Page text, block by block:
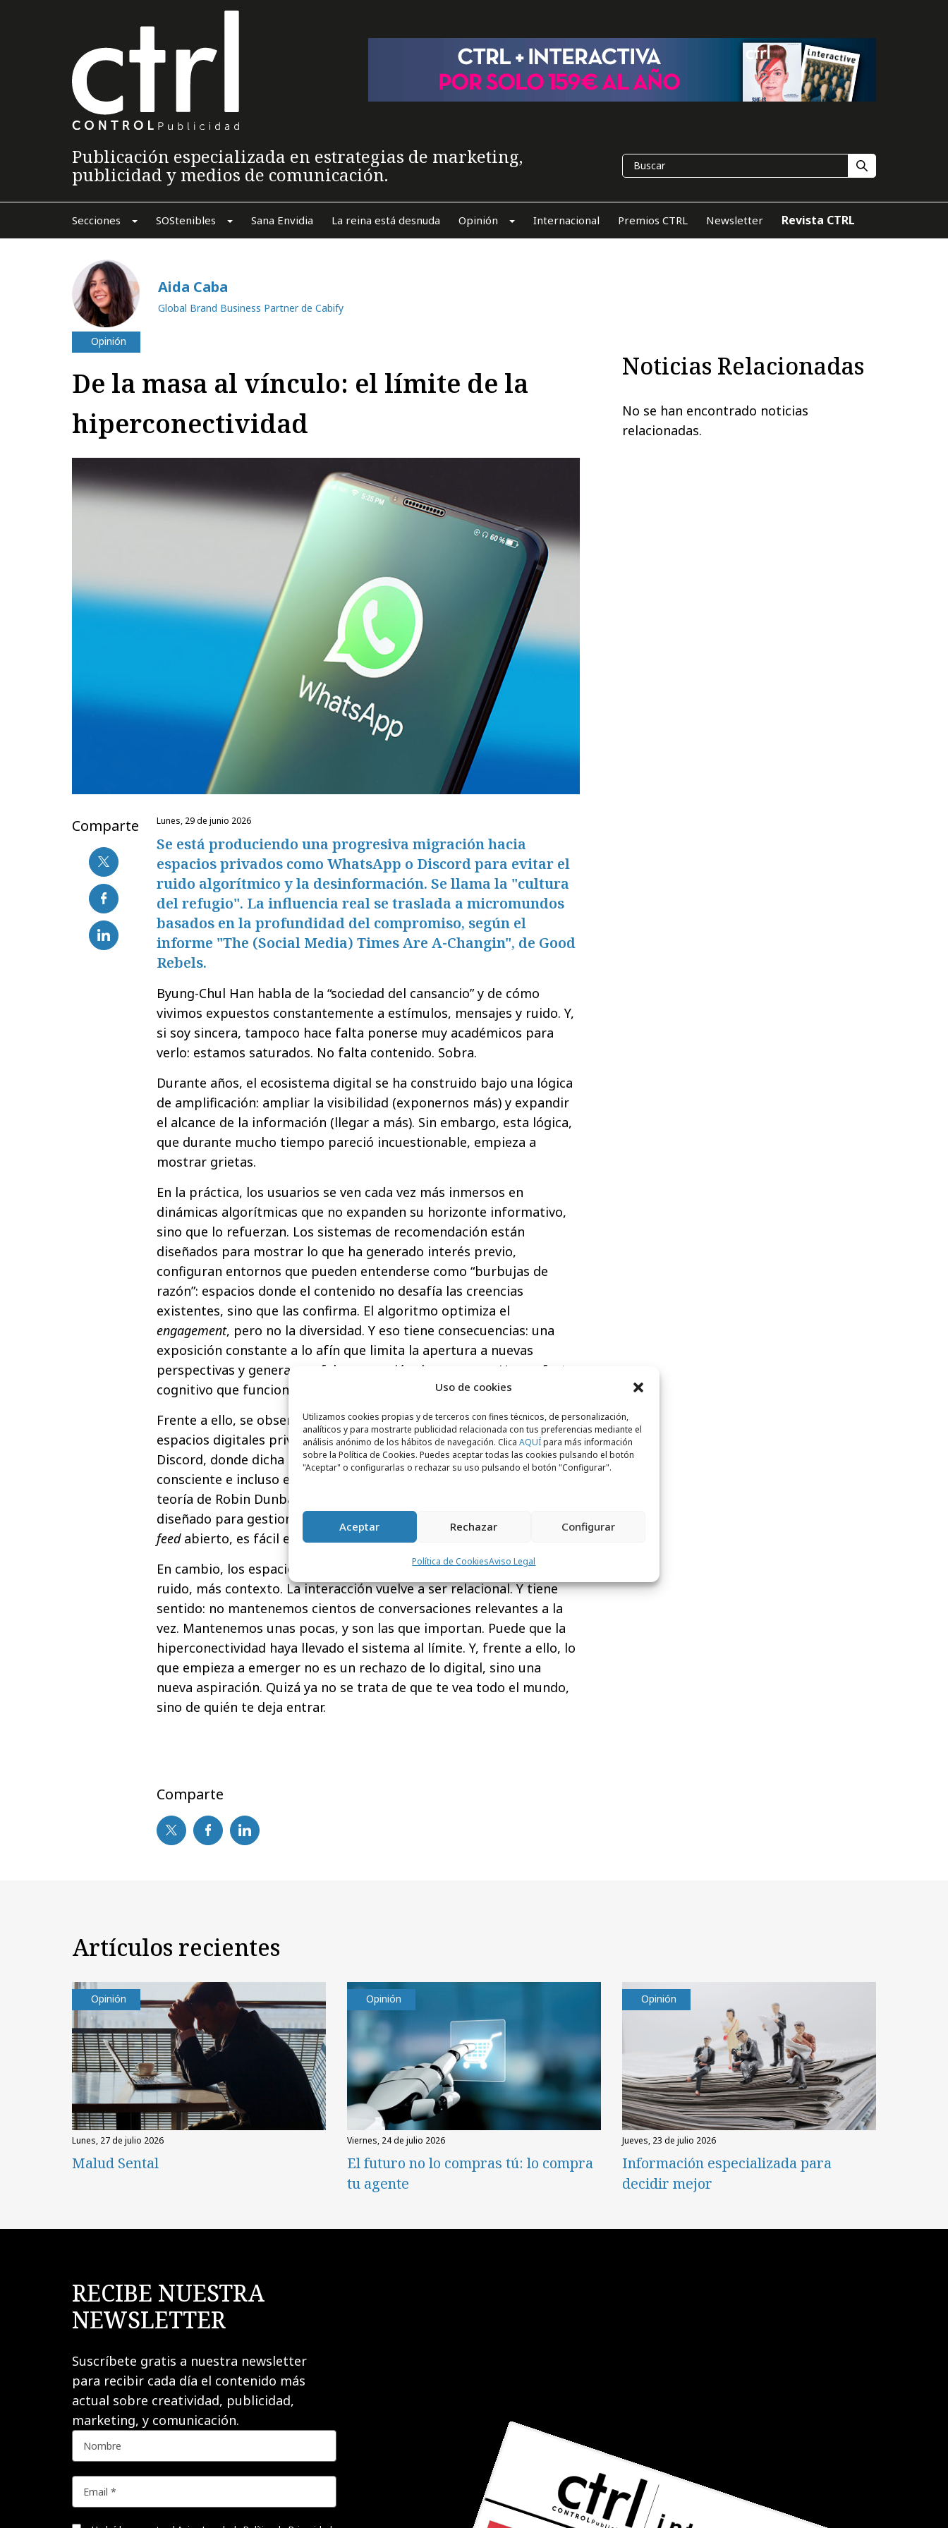
Uso de cookies
Utilizamos cookies propias y de terceros con fines técnicos, de personalización,
analíticos y para mostrarte publicidad relacionada con tus preferencias mediante el
análisis anónimo de los hábitos de navegación. Clica AQUÍpara más información
sobre la Política de Cookies. Puedes aceptar todas las cookies pulsando el botón
"Aceptar" o configurarlas o rechazar su uso pulsando el botón "Configurar".
Aceptar Rechazar Configurar
Política de CookiesAviso Legal
Publicación especializada en estrategias de marketing,
publicidad y medios de comunicación.
Secciones SOStenibles Sana Envidia La reina está desnuda Opinión Internacional Premios CTRL Newsletter Revista CTRL
Aida Caba
Global Brand Business Partner de Cabify
Opinión
De la masa al vínculo: el límite de la
hiperconectividad
Comparte lunes, 29 de junio 2026
Se está produciendo una progresiva migración hacia
espacios privados como WhatsApp o Discord para evitar el
ruido algorítmico y la desinformación. Se llama la "cultura
del refugio". La influencia real se traslada a micromundos
basados en la profundidad del compromiso, según el
informe "The (Social Media) Times Are A-Changin", de Good
Rebels.
Byung-Chul Han habla de la “sociedad del cansancio” y de cómo
vivimos expuestos constantemente a estímulos, mensajes y ruido. Y,
si soy sincera, tampoco hace falta ponerse muy académicos para
verlo: estamos saturados. No falta contenido. Sobra.
Durante años, el ecosistema digital se ha construido bajo una lógica
de amplificación: ampliar la visibilidad (exponernos más) y expandir
el alcance de la información (llegar a más). Sin embargo, esta lógica,
que durante mucho tiempo pareció incuestionable, empieza a
mostrar grietas.
En la práctica, los usuarios se ven cada vez más inmersos en
dinámicas algorítmicas que no expanden su horizonte informativo,
sino que lo refuerzan. Los sistemas de recomendación están
diseñados para mostrar lo que ha generado interés previo,
configuran entornos que pueden entenderse como “burbujas de
razón”: espacios donde el contenido no desafía las creencias
existentes, sino que las confirma. El algoritmo optimiza el
engagement, pero no la diversidad. Y eso tiene consecuencias: una
exposición constante a lo afín que limita la apertura a nuevas
perspectivas y genera una falsa sensación de consenso. Un confort
cognitivo que funciona, pero que no es del todo real.
Frente a ello, se observa un desplazamiento progresivo hacia
espacios digitales privados o semicerrados, como WhatsApp o
Discord, donde dicha burbuja no desaparece, pero se vuelve
consciente e incluso elegida. Esta “cultura del refugio” conecta con la
teoría de Robin Dunbar, que afirma que nuestro cerebro está
diseñado para gestionar unas 150 relaciones estables. Frente a un
feedabierto, es fácil entender la saturación.
En cambio, los espacios más íntimos operan en otra escala: menos
ruido, más contexto. La interacción vuelve a ser relacional. Y tiene
sentido: no mantenemos cientos de conversaciones relevantes a la
vez. Mantenemos unas pocas, y son las que importan. Puede que la
hiperconectividad haya llevado el sistema al límite. Y, frente a ello, lo
que empieza a emerger no es un rechazo de lo digital, sino una
nueva aspiración. Quizá ya no se trata de que te vea todo el mundo,
sino de quién te deja entrar.
Comparte
Noticias Relacionadas
No se han encontrado noticias
relacionadas.
Artículos recientes
Opinión
lunes, 27 de julio 2026
Malud Sental
Opinión
viernes, 24 de julio 2026
El futuro no lo compras tú: lo compra
tu agente
Opinión
jueves, 23 de julio 2026
Información especializada para
decidir mejor
RECIBE NUESTRA
NEWSLETTER
Suscríbete gratis a nuestra newsletter
para recibir cada día el contenido más
actual sobre creatividad, publicidad,
marketing, y comunicación.